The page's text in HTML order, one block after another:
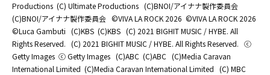
Productions (C) Ultimate Productions (C)BNOI/アイナナ製作委員会
(C)BNOI/アイナナ製作委員会 ©️VIVA LA ROCK 2026 ©️VIVA LA ROCK 2026
©Luca Gambuti (C)KBS (C)KBS (C) 2021 BIGHIT MUSIC / HYBE. All
Rights Reserved. (C) 2021 BIGHIT MUSIC / HYBE. All Rights Reserved. ⓒ
Getty Images ⓒ Getty Images (C)ABC (C)ABC (C)Media Caravan
International Limited (C)Media Caravan International Limited (C) MBC